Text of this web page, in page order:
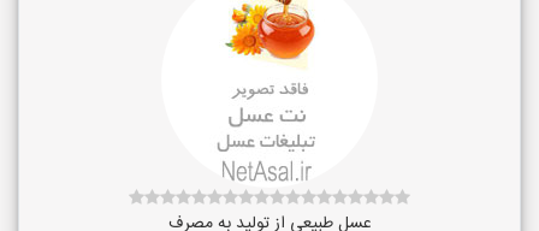
عسل طبیعی از تولید به مصرف